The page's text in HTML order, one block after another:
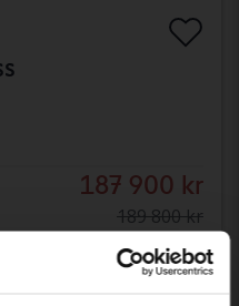
187 900 kr
189 800 kr
1 601 kr/månad